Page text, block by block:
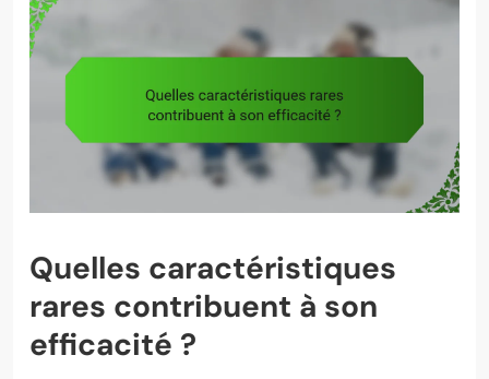
Quelles caractéristiques
rares contribuent à son
efficacité ?